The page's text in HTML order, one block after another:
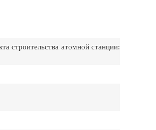
строительства атомной станции: